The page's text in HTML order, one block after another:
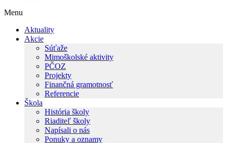
Menu
Aktuality
Akcie
Súťaže
Mimoškolské aktivity
PČOZ
Projekty
Finančná gramotnosť
Referencie
Škola
História školy
Riaditeľ školy
Napísali o nás
Ponuky a oznamy